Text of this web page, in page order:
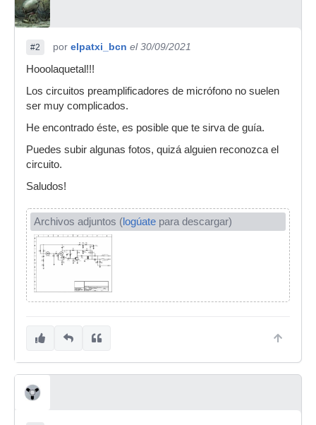
#2 por elpatxi_bcn el 30/09/2021
Hooolaquetal!!!
Los circuitos preamplificadores de micrófono no suelen
ser muy complicados.
He encontrado éste, es posible que te sirva de guía.
Puedes subir algunas fotos, quizá alguien reconozca el
circuito.
Saludos!
Archivos adjuntos (logúate para descargar)